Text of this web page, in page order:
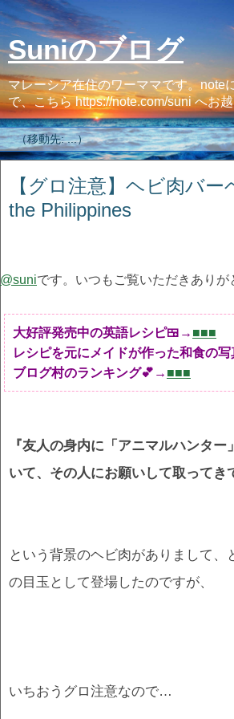
Suniのブログ
マレーシア在住のワーママです。note
で、こちら https://note.com/suni へお
【グロ注意】ヘビ肉バー
the Philippines
@suniです。いつもご覧いただきありが
大好評発売中の英語レシピ🍱→ ■■■
レシピを元にメイドが作った和食の
ブログ村のランキング💕→ ■■■
『友人の身内に「アニマルハンタ
いて、その人にお願いして取ってき
という背景のヘビ肉がありまして、
の目玉として登場したのですが、
いちおうグロ注意なので…